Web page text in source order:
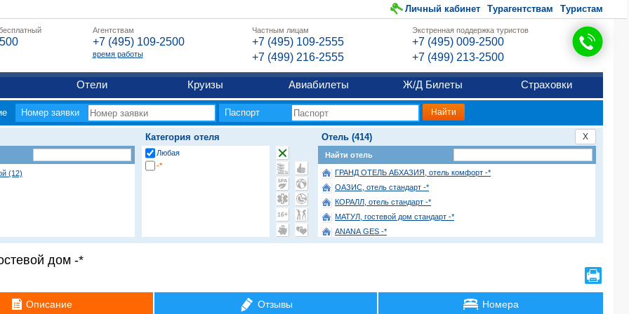
Личный кабинет Турагентствам Туристам
Агентствам
+7 (495) 109-2500
время работы
Частным лицам
+7 (495) 109-2555
+7 (499) 216-2555
Экстренная поддержка туристов
+7 (495) 009-2500
+7 (499) 213-2500
Отели Круизы Авиабилеты Ж/Д Билеты Страховки
Номер заявки Паспорт
X
(12)
Категория отеля
Любая
-*
Отель (414)
Найти отель
ГРАНД ОТЕЛЬ АБХАЗИЯ, отель комфорт -*
ОАЗИС, отель стандарт -*
КОРАЛЛ, отель стандарт -*
МАТУЛ, гостевой дом стандарт -*
ANANA GES -*
дом -*
Описание Отзывы Номера